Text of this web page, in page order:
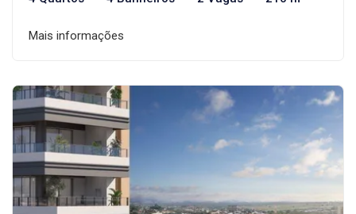
Mais informações